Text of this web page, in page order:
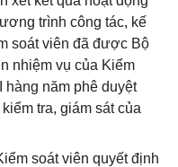
trình công tác, kế
soát viên đã được Bộ
nhiệm vụ của Kiểm
hàng năm phê duyệt
tra, giám sát của
soát viên quyết định